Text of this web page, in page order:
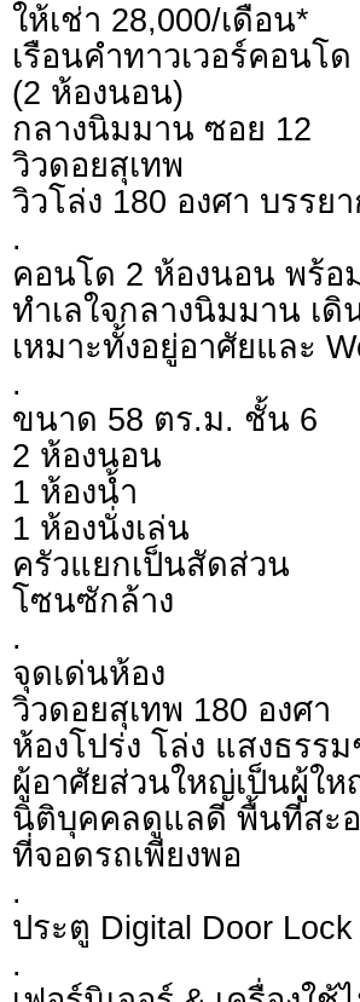
ให้เช่า 28,000/เดือน*
เรือนคำทาวเวอร์คอนโด
(2 ห้องนอน)
กลางนิมมาน ซอย 12
วิวดอยสุเทพ
วิวโล่ง 180 องศา บรรย
.
คอนโด 2 ห้องนอน พร้อ
ทำเลใจกลางนิมมาน เดิ
เหมาะทั้งอยู่อาศัยและ
.
ขนาด 58 ตร.ม. ชั้น 6
2 ห้องนอน
1 ห้องน้ำ
1 ห้องนั่งเล่น
ครัวแยกเป็นสัดส่วน
โซนซักล้าง
.
จุดเด่นห้อง
วิวดอยสุเทพ 180 องศา
ห้องโปร่ง โล่ง แสงธรร
ผู้อาศัยส่วนใหญ่เป็นผู้ให
นิติบุคคลดูแลดี พื้นที่สะ
ที่จอดรถเพียงพอ
.
ประตู Digital Door
.